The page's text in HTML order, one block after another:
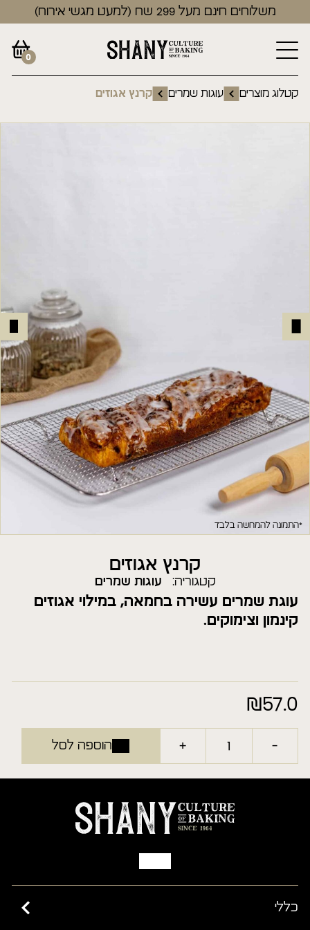
משלוחים חינם מעל 299 שח (למעט מגשי אירוח)
0
קטלוג מוצרים עוגות שמרים קרנץ אגוזים
*התמונה להמחשה בלבד
קרנץ אגוזים
קטגוריה: עוגות שמרים
עוגת שמרים עשירה בחמאה, במילוי אגוזים
קינמון וצימוקים.
₪57.0
-
+ הוספה לסל
כללי